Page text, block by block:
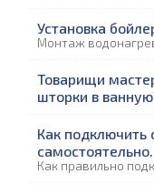
Установка
Монтаж
Товарищи
шторки в
Как
самостоятельно.
Как правильно